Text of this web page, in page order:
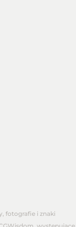
fotografie i znaki